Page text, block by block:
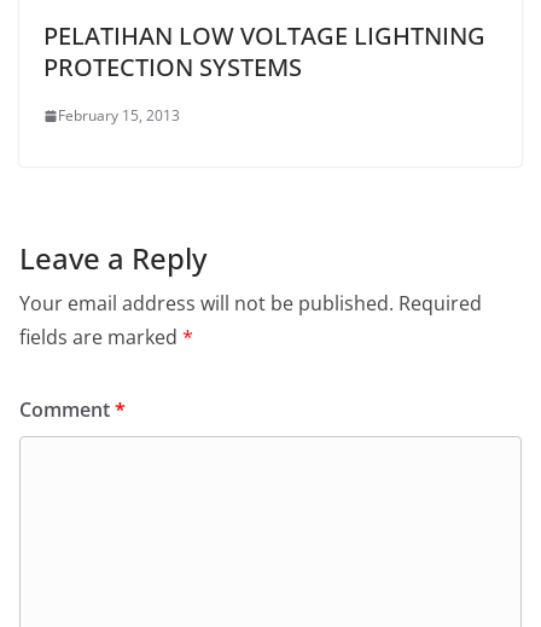
PELATIHAN LOW VOLTAGE LIGHTNING
PROTECTION SYSTEMS
February 15, 2013
Leave a Reply
Your email address will not be published. Required
fields are marked *
Comment*